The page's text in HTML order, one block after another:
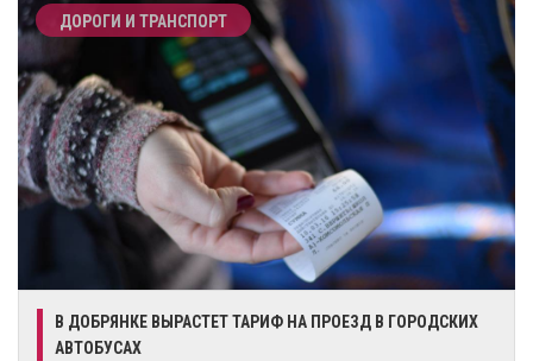
ДОРОГИ И ТРАНСПОРТ
В ДОБРЯНКЕ ВЫРАСТЕТ ТАРИФ НА ПРОЕЗД В ГОРОДСКИХ
АВТОБУСАХ